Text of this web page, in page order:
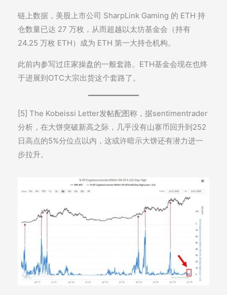
链上数据，美股上市公司 SharpLink Gaming 的 ETH 持
仓数量已达 27 万枚，从而超越以太坊基金会（持有
24.25 万枚 ETH）成为 ETH 第一大持仓机构。
此前内参写过庄家操盘的一般套路。ETH基金会现在也终
于进展到OTC大宗出货这个套路了。
[5] The Kobeissi Letter发帖配图称，据sentimentrader
分析，在大饼突破新高之际，几乎没有山寨币回升到252
日高点的5%分位点以内，这或许暗示大饼还有潜力进一
步拉升。